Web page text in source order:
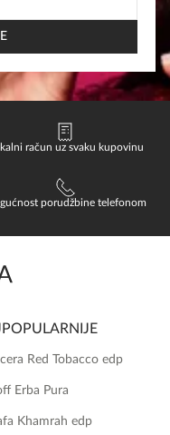
račun uz svaku kupovinu
porudžbine telefonom
Red Tobacco edp
Erba Pura
Khamrah edp